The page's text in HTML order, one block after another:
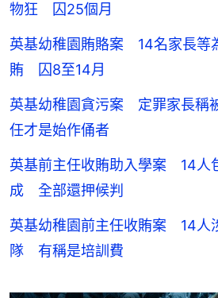
物狂 囚25個月
英基幼稚園賄賂案 14名家長等
賄 囚8至14月
英基幼稚園貪污案 定罪家長稱
任才是始作俑者
英基前主任收賄助入學案 14人
成 全部還押候判
英基幼稚園前主任收賄案 14人
隊 有稱是培訓費